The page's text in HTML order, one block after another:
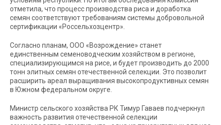
отметила, что процесс производства риса и доработка
семян соответствуют требованиям системы добровольной
сертификации «Россельхозцентр».
Согласно планам, ООО «Возрождение» станет
единственным семеноводческим хозяйством в регионе,
специализирующимся на рисе, и будет производить до 2000
тонн элитных семян отечественной селекции. Это позволит
расширить ареал выращивания высокопродуктивных семян
в Южном федеральном округе.
Министр сельского хозяйства РК Тимур Гаваев подчеркнул
важность развития отечественной селекции